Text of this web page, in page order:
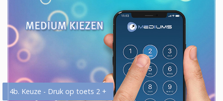
4b. Keuze - Druk op toets 2 +